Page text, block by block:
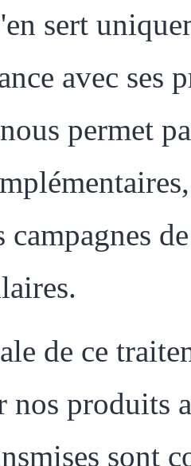
sert
avec ses
permet
campagnes
de ce
produits
sont